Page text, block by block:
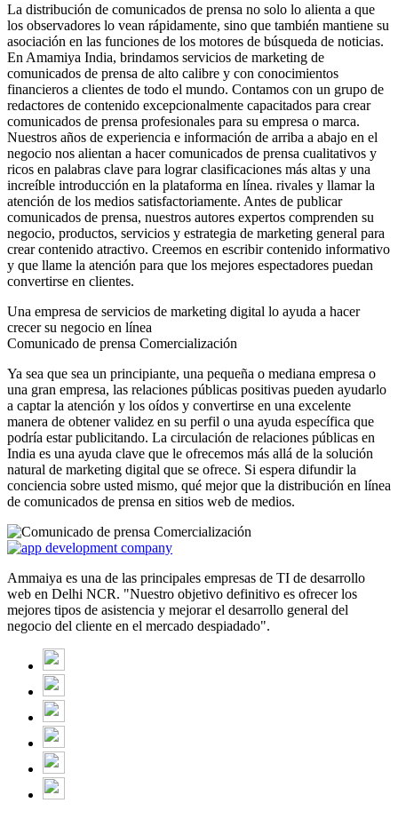
La distribución de comunicados de prensa no solo lo alienta a que
los observadores lo vean rápidamente, sino que también mantiene su
asociación en las funciones de los motores de búsqueda de noticias.
En Amamiya India, brindamos servicios de marketing de
comunicados de prensa de alto calibre y con conocimientos
financieros a clientes de todo el mundo. Contamos con un grupo de
redactores de contenido excepcionalmente capacitados para crear
comunicados de prensa profesionales para su empresa o marca.
Nuestros años de experiencia e información de arriba a abajo en el
negocio nos alientan a hacer comunicados de prensa cualitativos y
ricos en palabras clave para lograr clasificaciones más altas y una
increíble introducción en la plataforma en línea. rivales y llamar la
atención de los medios satisfactoriamente. Antes de publicar
comunicados de prensa, nuestros autores expertos comprenden su
negocio, productos, servicios y estrategia de marketing general para
crear contenido atractivo. Creemos en escribir contenido informativo
y que llame la atención para que los mejores espectadores puedan
convertirse en clientes.
Una empresa de servicios de marketing digital lo ayuda a hacer
crecer su negocio en línea
Comunicado de prensa Comercialización
Ya sea que sea un principiante, una pequeña o mediana empresa o
una gran empresa, las relaciones públicas positivas pueden ayudarlo
a captar la atención y los oídos y convertirse en una excelente
manera de obtener validez en su perfil o una ayuda específica que
podría estar publicitando. La circulación de relaciones públicas en
India es una ayuda clave que le ofrecemos más allá de la solución
natural de marketing digital que se ofrece. Si espera difundir la
conciencia sobre usted mismo, qué mejor que la distribución en línea
de comunicados de prensa en sitios web de medios.
Ammaiya es una de las principales empresas de TI de desarrollo
web en Delhi NCR. "Nuestro objetivo definitivo es ofrecer los
mejores tipos de asistencia y mejorar el desarrollo general del
negocio del cliente en el mercado despiadado".